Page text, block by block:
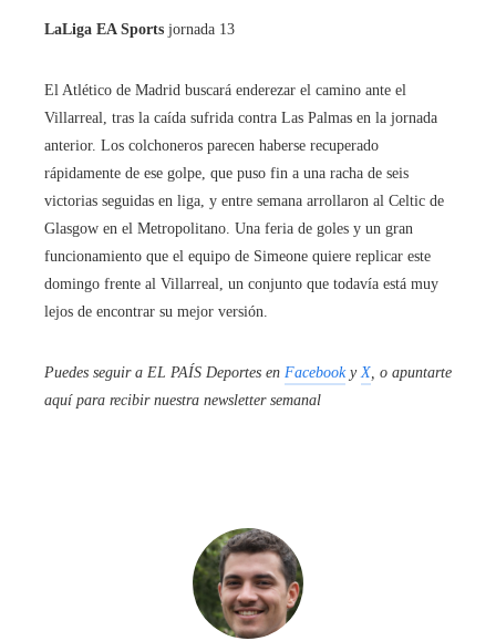
LaLiga EA Sports jornada 13
El Atlético de Madrid buscará enderezar el camino ante el
Villarreal, tras la caída sufrida contra Las Palmas en la jornada
anterior. Los colchoneros parecen haberse recuperado
rápidamente de ese golpe, que puso fin a una racha de seis
victorias seguidas en liga, y entre semana arrollaron al Celtic de
Glasgow en el Metropolitano. Una feria de goles y un gran
funcionamiento que el equipo de Simeone quiere replicar este
domingo frente al Villarreal, un conjunto que todavía está muy
lejos de encontrar su mejor versión.
Puedes seguir a EL PAÍS Deportes en Facebooky X , o apuntarte
aquí para recibir nuestra newsletter semanal